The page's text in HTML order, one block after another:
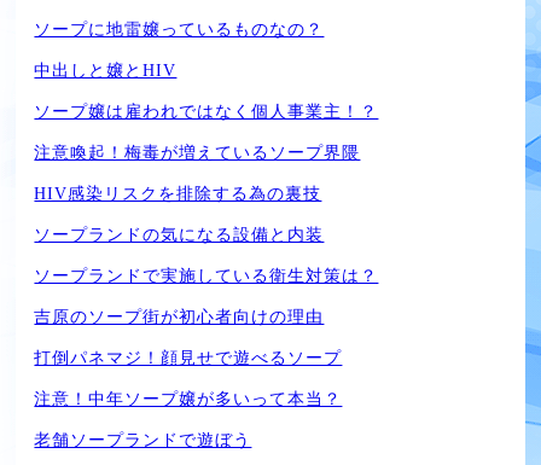
ソープに地雷嬢っているものなの？
中出しと嬢とHIV
ソープ嬢は雇われではなく個人事業主！？
注意喚起！梅毒が増えているソープ界隈
HIV感染リスクを排除する為の裏技
ソープランドの気になる設備と内装
ソープランドで実施している衛生対策は？
吉原のソープ街が初心者向けの理由
打倒パネマジ！顔見せで遊べるソープ
注意！中年ソープ嬢が多いって本当？
老舗ソープランドで遊ぼう